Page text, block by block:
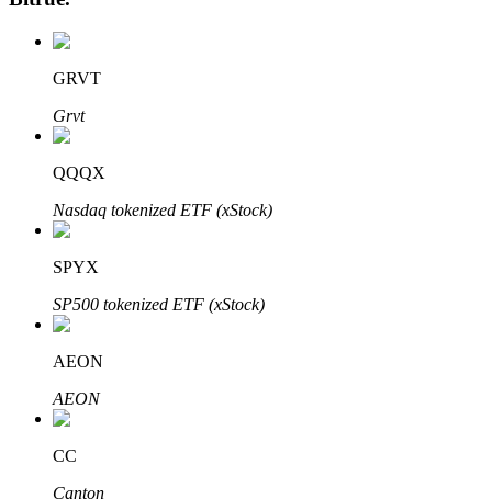
Авто Инвест
GRVT
Grvt
QQQX
Nasdaq tokenized ETF (xStock)
SPYX
SP500 tokenized ETF (xStock)
AEON
AEON
CC
Canton